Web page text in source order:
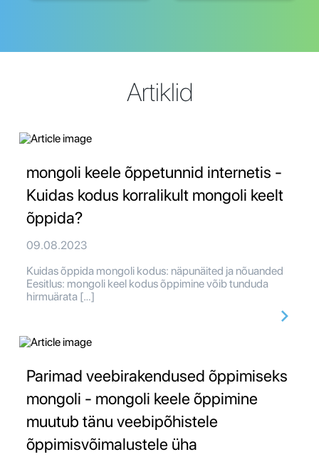
Artiklid
mongoli keele õppetunnid internetis -
Kuidas kodus korralikult mongoli keelt
õppida?
09.08.2023
Kuidas õppida mongoli kodus: näpunäited ja nõuanded
Eesitlus: mongoli keel kodus õppimine võib tunduda
hirmuärata […]
Parimad veebirakendused õppimiseks
mongoli - mongoli keele õppimine
muutub tänu veebipõhistele
õppimisvõimalustele üha